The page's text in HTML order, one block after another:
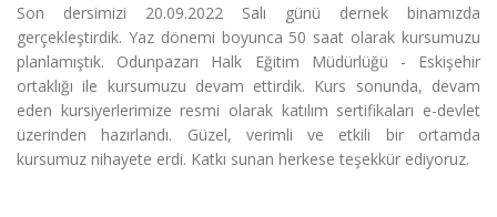
Son dersimizi 20.09.2022 Salı günü dernek binamızda
gerçekleştirdik. Yaz dönemi boyunca 50 saat olarak kursumuzu
planlamıştık. Odunpazarı Halk Eğitim Müdürlüğü - Eskişehir
ortaklığı ile kursumuzu devam ettirdik. Kurs sonunda, devam
eden kursiyerlerimize resmi olarak katılım sertifikaları e-devlet
üzerinden hazırlandı. Güzel, verimli ve etkili bir ortamda
kursumuz nihayete erdi. Katkı sunan herkese teşekkür ediyoruz.